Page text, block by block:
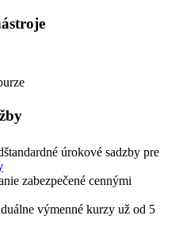
úrokové sadzby pre
zabezpečené cennými
výmenné kurzy už od 5